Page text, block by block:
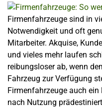
Firmenfahrzeuge sind in
Notwendigkeit und oft
Mitarbeiter. Akquise,
und vieles mehr laufen
reibungsloser ab, wenn
Fahrzeug zur Verfügung
Firmenfahrzeuge auch
nach Nutzung